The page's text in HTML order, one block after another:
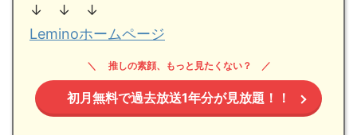
↓ ↓ ↓
Leminoホームページ
推しの素顔、もっと見たくない？
初月無料で過去放送1年分が見放題！！